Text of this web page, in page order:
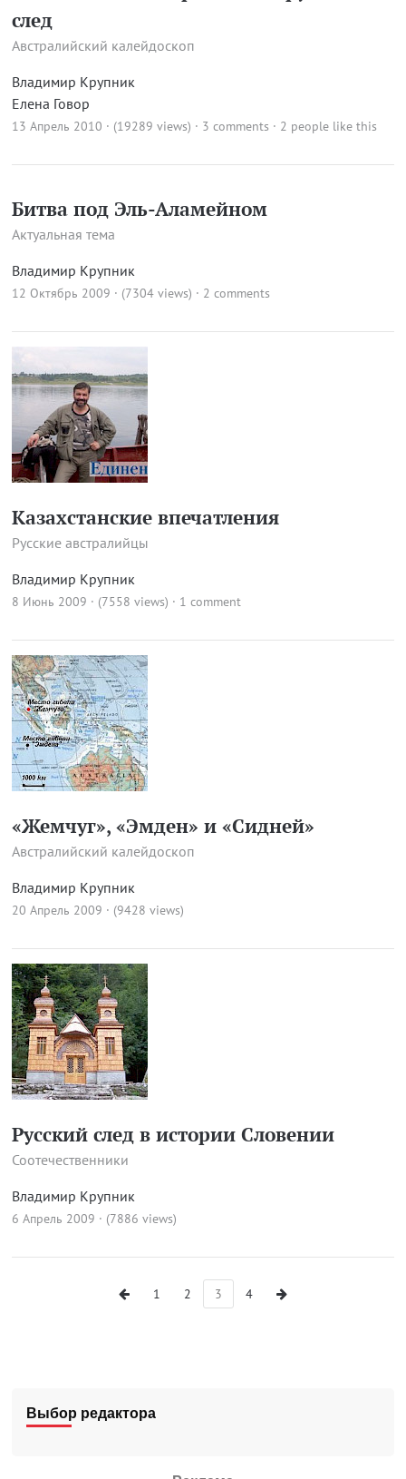
след
Австралийский калейдоскоп
Владимир Крупник
Елена Говор
13 Апрель 2010 · (19289 views) · 3 comments · 2 people like this
Битва под Эль-Аламейном
Актуальная тема
Владимир Крупник
12 Октябрь 2009 · (7304 views) · 2 comments
Казахстанские впечатления
Русские австралийцы
Владимир Крупник
8 Июнь 2009 · (7558 views) · 1 comment
«Жемчуг», «Эмден» и «Сидней»
Австралийский калейдоскоп
Владимир Крупник
20 Апрель 2009 · (9428 views)
Русский след в истории Словении
Соотечественники
Владимир Крупник
6 Апрель 2009 · (7886 views)
1 2 3 4
Выбор редактора